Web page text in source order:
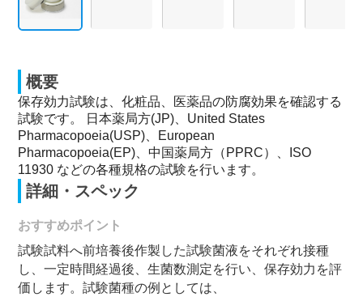
概要
保存効力試験は、化粧品、医薬品の防腐効果を確認する
試験です。 日本薬局方(JP)、United States
Pharmacopoeia(USP)、European
Pharmacopoeia(EP)、中国薬局方（PPRC）、ISO
11930 などの各種規格の試験を行います。
詳細・スペック
おすすめポイント
試験試料へ前培養後作製した試験菌液をそれぞれ接種
し、一定時間経過後、生菌数測定を行い、保存効力を評
価します。試験菌種の例としては、